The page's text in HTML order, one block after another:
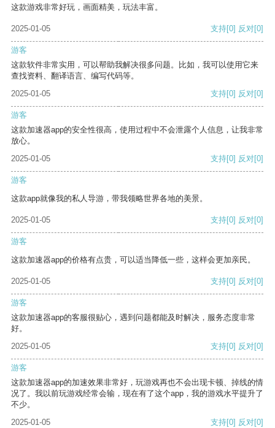
这款游戏非常好玩，画面精美，玩法丰富。
2025-01-05 支持[0] 反对[0]
游客
这款软件非常实用，可以帮助我解决很多问题。比如，我可以使用它来
查找资料、翻译语言、编写代码等。
2025-01-05
支持[0] 反对[0]
游客
这款加速器app的安全性很高，使用过程中不会泄露个人信息，让我非常
放心。
2025-01-05
支持[0] 反对[0]
游客
这款app就像我的私人导游，带我领略世界各地的美景。
2025-01-05 支持[0] 反对[0]
游客
这款加速器app的价格有点贵，可以适当降低一些，这样会更加亲民。
2025-01-05 支持[0] 反对[0]
游客
这款加速器app的客服很贴心，遇到问题都能及时解决，服务态度非常
好。
2025-01-05
支持[0] 反对[0]
游客
这款加速器app的加速效果非常好，玩游戏再也不会出现卡顿、掉线的情
况了。我以前玩游戏经常会输，现在有了这个app，我的游戏水平提升了
不少。
2025-01-05
支持[0] 反对[0]